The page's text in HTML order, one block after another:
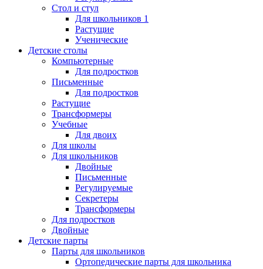
Стол и стул
Для школьников 1
Растущие
Ученические
Детские столы
Компьютерные
Для подростков
Письменные
Для подростков
Растущие
Трансформеры
Учебные
Для двоих
Для школы
Для школьников
Двойные
Письменные
Регулируемые
Секретеры
Трансформеры
Для подростков
Двойные
Детские парты
Парты для школьников
Ортопедические парты для школьника